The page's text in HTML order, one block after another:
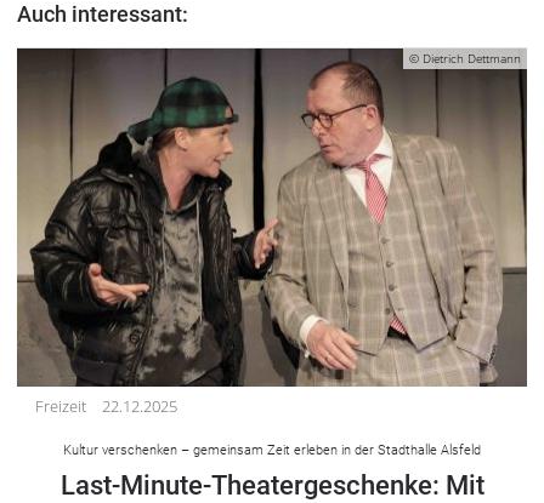
Auch interessant:
© Dietrich Dettmann
Freizeit 22.12.2025
Kultur verschenken – gemeinsam Zeit erleben in der Stadthalle Alsfeld
Last-Minute-Theatergeschenke: Mit